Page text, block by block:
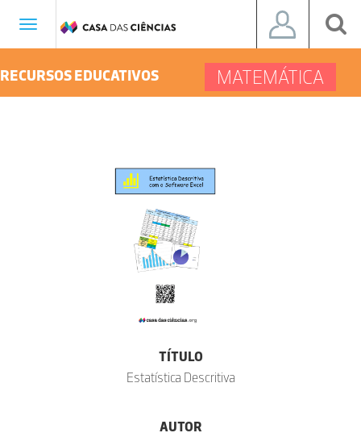
Toggle
RECURSOS EDUCATIVOS MATEMÁTICA
TÍTULO
Estatística Descritiva
AUTOR